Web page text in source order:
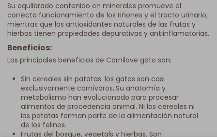
Su equlibrado contenido en minerales promueve el
correcto funcionamiento de los riñones y el tracto urinario,
mientras que los antioxidantes naturales de las frutas y
hierbas tienen propiedades depurativas y antiinflamatorias.
Beneficios:
Los principales beneficios de Carnilove gato son:
Sin cereales sin patatas: los gatos son casi
exclusivamente carnívoros,.Su anatomía y
metabolismo han evolucionado para procesar
alimentos de procedencia animal. Ni los cereales ni
las patatas forman parte de la alimentación natural
de los felinos.
Frutas del bosque, vegetals y hierbas. Son